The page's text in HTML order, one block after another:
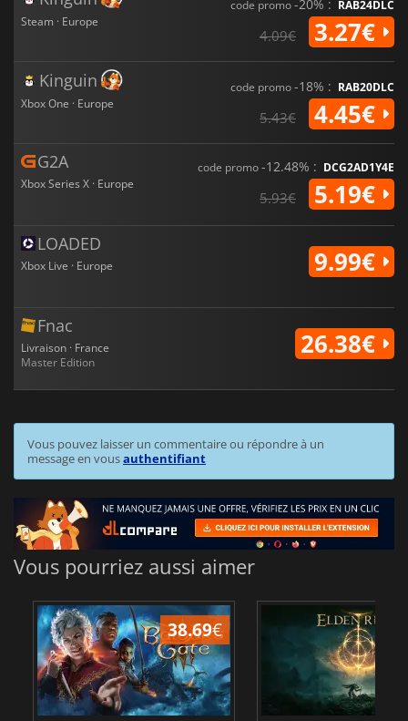
Steam · Europe
code promo-20% : RAB24DLC
4.09€ 3.27€
Kinguin
Xbox One · Europe
code promo-18% : RAB20DLC
5.43€ 4.45€
G2A
Xbox Series X · Europe
code promo-12.48% : DCG2AD1Y4E
5.93€ 5.19€
LOADED
Xbox Live · Europe 9.99€
Fnac
Livraison · France
Master Edition
26.38€
Vous pouvez laisser un commentaire ou répondre à un
message en vousauthentifiant
Vous pourriez aussi aimer
38.69€